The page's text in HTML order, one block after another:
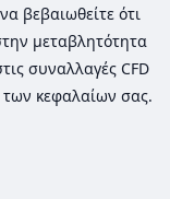
βεβαιωθείτε ότι
μεταβλητότητα
συναλλαγές CFD
κεφαλαίων σας.